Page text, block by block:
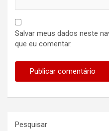
Salvar meus dados neste
que eu comentar.
Pesquisar